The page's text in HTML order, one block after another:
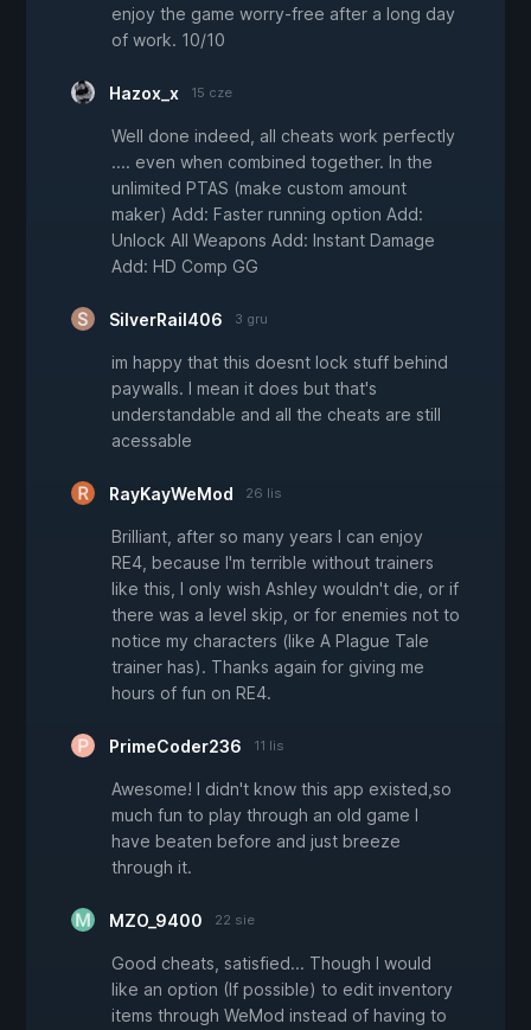
enjoy the game worry-free after a long day
of work. 10/10
Hazox_x 15 cze
Well done indeed, all cheats work perfectly
.... even when combined together. In the
unlimited PTAS (make custom amount
maker) Add: Faster running option Add:
Unlock All Weapons Add: Instant Damage
Add: HD Comp GG
SilverRail406 3 gru
im happy that this doesnt lock stuff behind
paywalls. I mean it does but that's
understandable and all the cheats are still
acessable
RayKayWeMod 26 lis
Brilliant, after so many years I can enjoy
RE4, because I'm terrible without trainers
like this, I only wish Ashley wouldn't die, or if
there was a level skip, or for enemies not to
notice my characters (like A Plague Tale
trainer has). Thanks again for giving me
hours of fun on RE4.
PrimeCoder236 11 lis
Awesome! I didn't know this app existed,so
much fun to play through an old game I
have beaten before and just breeze
through it.
MZO_9400 22 sie
Good cheats, satisfied... Though I would
like an option (If possible) to edit inventory
items through WeMod instead of having to